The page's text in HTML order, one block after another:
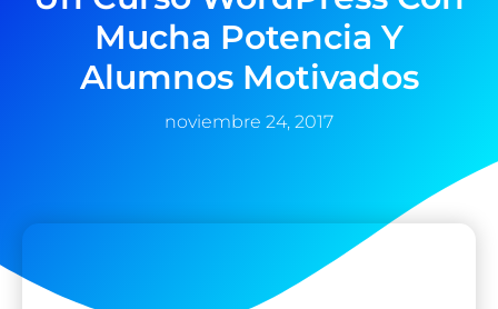
Mucha Potencia Y
Alumnos Motivados
noviembre 24, 2017